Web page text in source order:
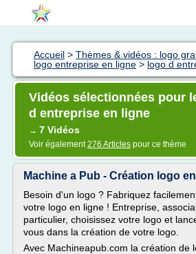
Accueil > Thèmes & vidéos : logo
logo entreprise en ligne > logo d
Vidéos sélectionnées pour
d entreprise en ligne
→ 7 Vidéos
Voir également276 Articles pour ce thème
Machine a Pub - Création logo
Besoin d'un logo ? Fabriquez
votre logo en ligne ! Entreprise,
particulier, choisissez votre logo et
vous dans la création de votre logo.
Avec Machineapub.com la création de